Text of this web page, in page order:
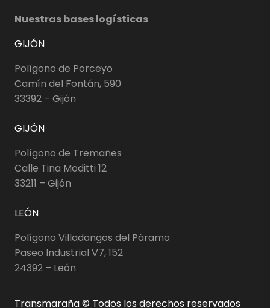
Nuestras bases logísticas
GIJÓN
Polígono de Porceyo
Camín del Fontán, 590
33392 – Gijón
GIJÓN
Polígono de Tremañes
Calle Tina Moditti 12
33211 – Gijón
LEÓN
Polígono Villadangos del Páramo
Paseo Industrial V7, 152
24392 – León
Transmaraña © Todos los derechos reservados